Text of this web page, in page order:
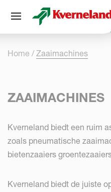
Home Zaaimachines
ZAAIMACHINES
Kverneland biedt een ruim
zoals pneumatische
bietenzaaiers
Kverneland biedt de juiste
Cookies beheer paneel